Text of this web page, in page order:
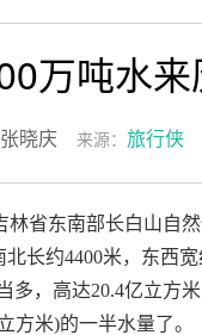
万吨水
张晓庆 来源： 旅行侠
东南部长白山自然
长约4400米，东西
多，高达20.4亿立方
方米)的一半水量了。